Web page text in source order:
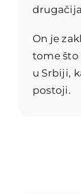
On je
tome što
u Srbiji,
postoji.